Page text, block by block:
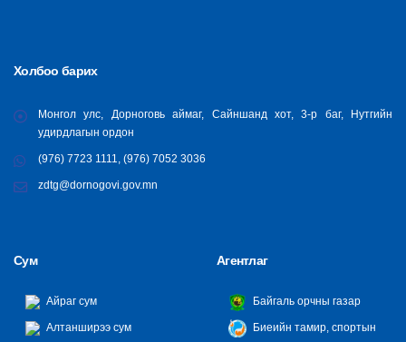
Холбоо барих
Монгол улс, Дорноговь аймаг, Сайншанд хот, 3-р баг, Нутгийн
удирдлагын ордон
(976) 7723 1111, (976) 7052 3036
zdtg@dornogovi.gov.mn
Сум
Айраг сум
Алтанширээ сум
Агентлаг
Байгаль орчны газар
Биеийн тамир, спортын